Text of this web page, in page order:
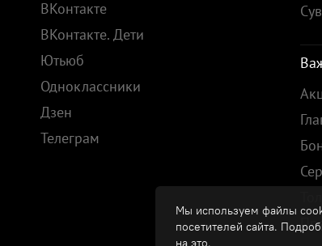
Мы используем файлы
посетителей сайта.
на это.
ВКонтакте
ВКонтакте. Дети
Ютьюб
Одноклассники
Дзен
Телеграм